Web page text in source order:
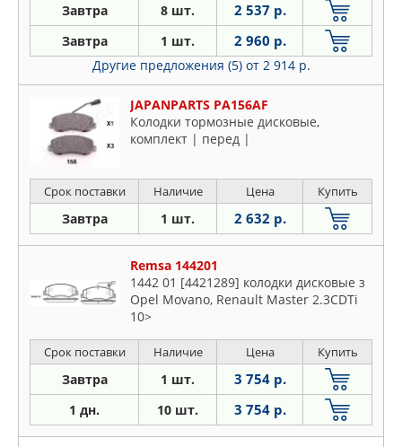
Завтра 8 шт. 2 537 р.
Завтра 1 шт. 2 960 р.
Другие предложения (5) от 2 914 р.
JAPANPARTS PA156AF
Колодки тормозные дисковые,
комплект | перед |
Срок поставки Наличие Цена Купить
Завтра 1 шт. 2 632 р.
Remsa 144201
1442 01 [4421289] колодки дисковые з
Opel Movano, Renault Master 2.3CDTi
10>
Срок поставки Наличие Цена Купить
Завтра 1 шт. 3 754 р.
1 дн. 10 шт. 3 754 р.